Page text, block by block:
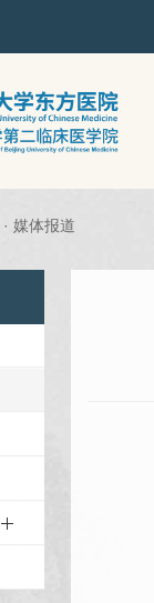
· 媒体报道